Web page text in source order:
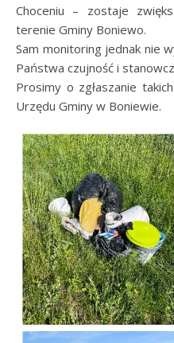
Choceniu – zostaje
terenie Gminy Boniewo.
Sam monitoring jednak nie
Państwa czujność i
Prosimy o zgłaszanie
Urzędu Gminy w Boniewie.